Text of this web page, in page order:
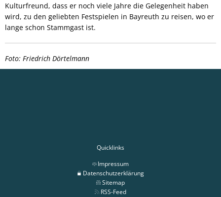
Kulturfreund, dass er noch viele Jahre die Gelegenheit haben
wird, zu den geliebten Festspielen in Bayreuth zu reisen, wo er
lange schon Stammgast ist.
Foto: Friedrich Dörtelmann
Quicklinks
Impressum
Datenschutzerklärung
Sitemap
RSS-Feed